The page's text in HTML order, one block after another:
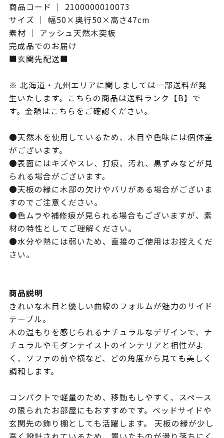
商品コード ｜ 2100000010073
サイズ ｜ 幅50×奥行50×高さ47cm
素材 ｜ アッシュ天然木突板
完成品でのお届け
■玄関先配送■
※ 北海道・九州エリアに関しましては一部送料が発
生いたします。こちらの商品は送料ランク【B】で
す。金額はこちらをご確認ください。
●天然木を使用しているため、木目や色味には個体差
がございます。
●表面にはキズやスレ、打痕、汚れ、黒ずみなどが見
られる場合がございます。
●天板の縁に木部の欠けやバリがある場合がございま
すのでご注意ください。
●色ムラや補修痕が見られる場合もございますが、素
材の特性としてご理解ください。
●水分や熱には弱いため、直接のご使用はお控えくだ
さい。
商品説明
きれいな木目と優しい曲線のフォルムが魅力のサイド
テーブル。
木の温もりを感じられるナチュラルなデザインで、ナ
チュラルやモダンテイストのインテリアと相性がよ
く、ソファの前や横など、どの角度から見ても美しく
調和します。
コンパクトで軽量のため、移動もしやすく、スペース
の限られたお部屋にもおすすめです。ベッドサイドや
玄関先の飾り棚としても活躍します。 天板の縁が少し